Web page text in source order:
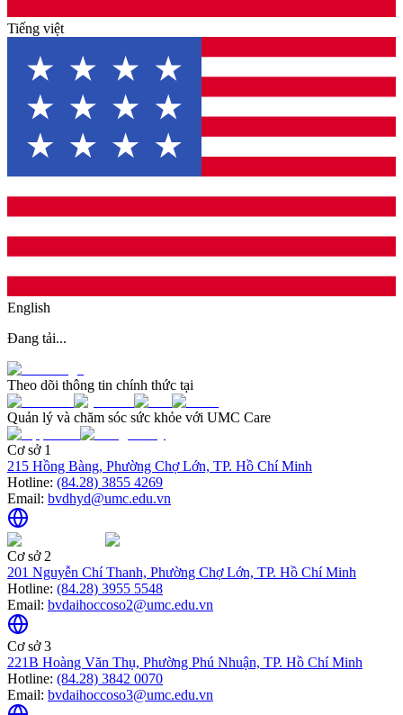
Tiếng việt
English
Đang tải...
Theo dõi thông tin chính thức tại
Quản lý và chăm sóc sức khỏe với UMC Care
Cơ sở 1
215 Hồng Bàng, Phường Chợ Lớn, TP. Hồ Chí Minh
Hotline: (84.28) 3855 4269
Email: bvdhyd@umc.edu.vn
Cơ sở 2
201 Nguyễn Chí Thanh, Phường Chợ Lớn, TP. Hồ Chí Minh
Hotline: (84.28) 3955 5548
Email: bvdaihoccoso2@umc.edu.vn
Cơ sở 3
221B Hoàng Văn Thụ, Phường Phú Nhuận, TP. Hồ Chí Minh
Hotline: (84.28) 3842 0070
Email: bvdaihoccoso3@umc.edu.vn